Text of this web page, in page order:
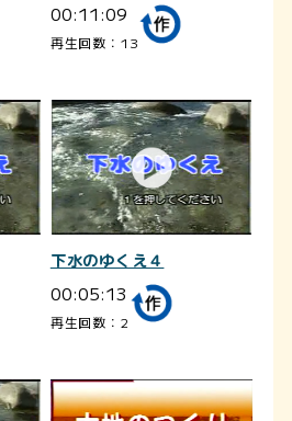
00:11:09
再生回数：13
下水のゆくえ４
00:05:13
再生回数：2